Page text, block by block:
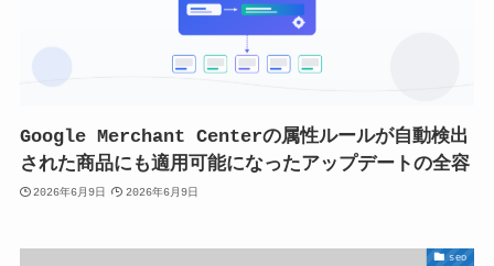
Google Merchant Centerの属性ルールが自動検出
された商品にも適用可能になったアップデートの全容
2026年6月9日 2026年6月9日
seo